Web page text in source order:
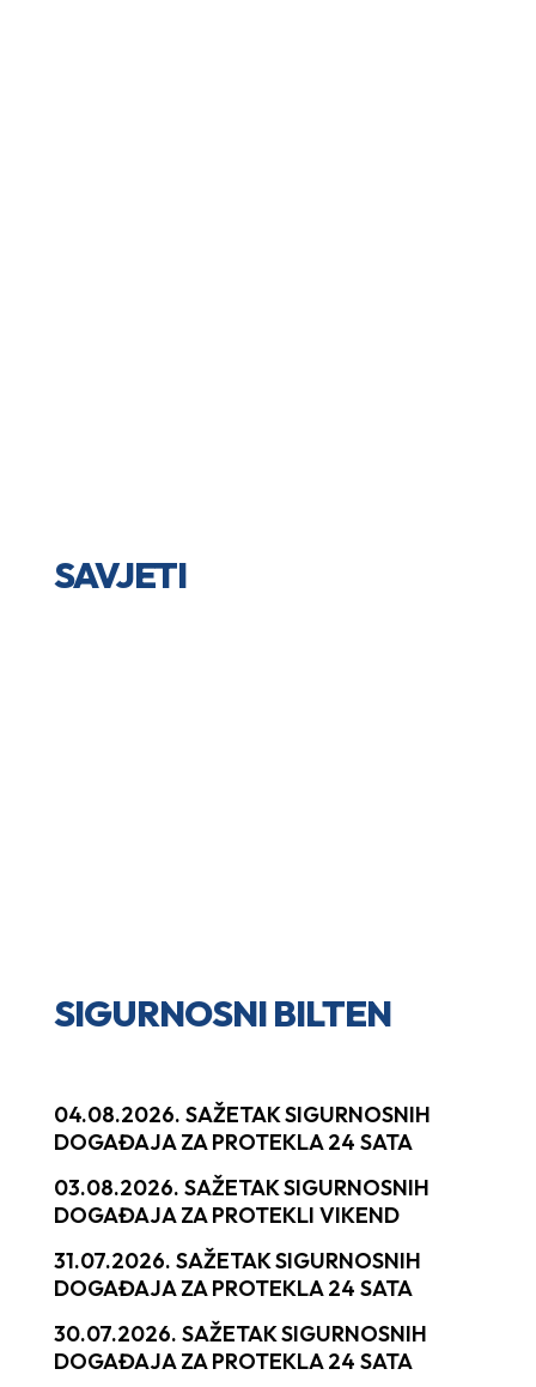
SAVJETI
SIGURNOSNI BILTEN
04.08.2026. SAŽETAK SIGURNOSNIH
DOGAĐAJA ZA PROTEKLA 24 SATA
03.08.2026. SAŽETAK SIGURNOSNIH
DOGAĐAJA ZA PROTEKLI VIKEND
31.07.2026. SAŽETAK SIGURNOSNIH
DOGAĐAJA ZA PROTEKLA 24 SATA
30.07.2026. SAŽETAK SIGURNOSNIH
DOGAĐAJA ZA PROTEKLA 24 SATA